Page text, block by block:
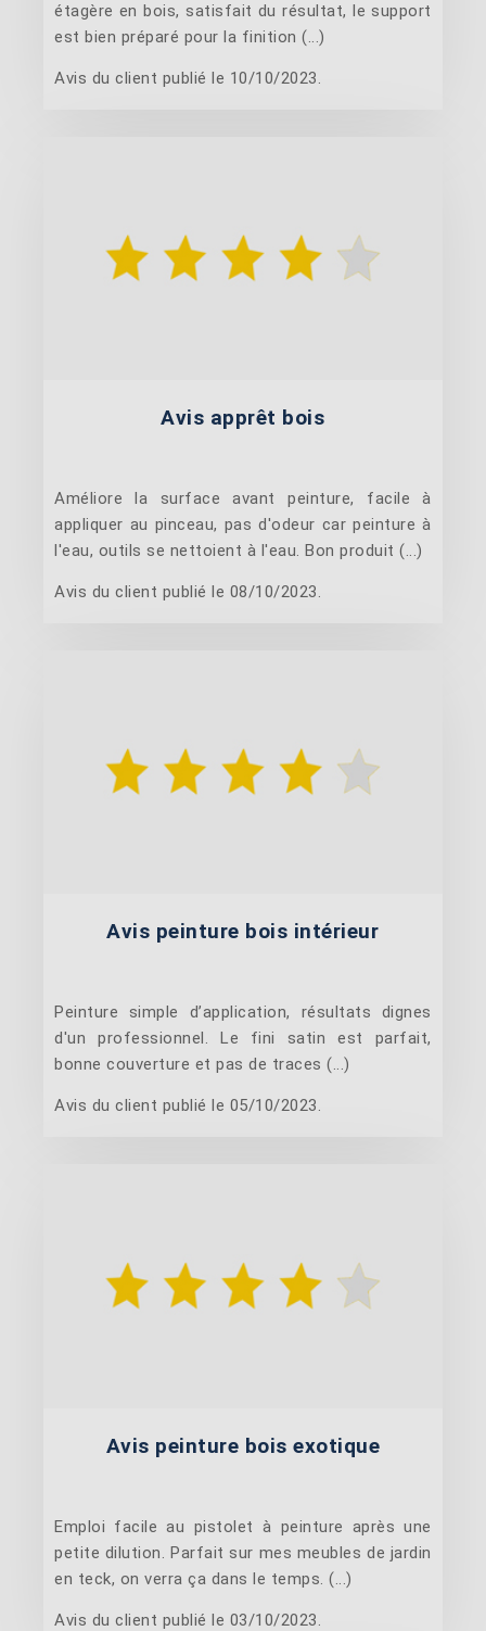
étagère en bois, satisfait du résultat, le support
est bien préparé pour la finition (...)
Avis du client publié le 10/10/2023.
Avis apprêt bois
Améliore la surface avant peinture, facile à
appliquer au pinceau, pas d'odeur car peinture à
l'eau, outils se nettoient à l'eau. Bon produit (...)
Avis du client publié le 08/10/2023.
Avis peinture bois intérieur
Peinture simple d’application, résultats dignes
d'un professionnel. Le fini satin est parfait,
bonne couverture et pas de traces (...)
Avis du client publié le 05/10/2023.
Avis peinture bois exotique
Emploi facile au pistolet à peinture après une
petite dilution. Parfait sur mes meubles de jardin
en teck, on verra ça dans le temps. (...)
Avis du client publié le 03/10/2023.